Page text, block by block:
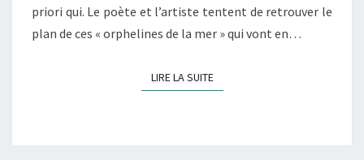
priori qui. Le poète et l’artiste tentent de retrouver le
plan de ces « orphelines de la mer » qui vont en…
LIRE LA SUITELIRE LA SUITE